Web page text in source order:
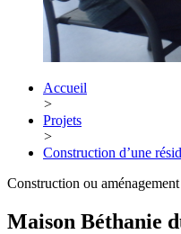
Accueil
>
Projets
>
Construction d’une
Construction ou aménagement
Maison Béthanie